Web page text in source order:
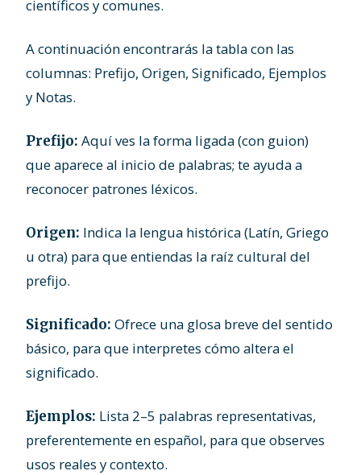
científicos y comunes.
A continuación encontrarás la tabla con las
columnas: Prefijo, Origen, Significado, Ejemplos
y Notas.
Prefijo: Aquí ves la forma ligada (con guion)
que aparece al inicio de palabras; te ayuda a
reconocer patrones léxicos.
Origen: Indica la lengua histórica (Latín, Griego
u otra) para que entiendas la raíz cultural del
prefijo.
Significado: Ofrece una glosa breve del sentido
básico, para que interpretes cómo altera el
significado.
Ejemplos: Lista 2–5 palabras representativas,
preferentemente en español, para que observes
usos reales y contexto.